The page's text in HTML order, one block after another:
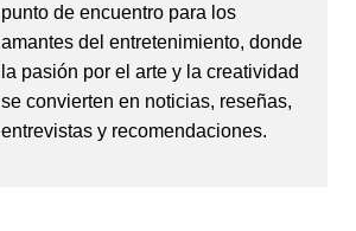
punto de encuentro para los
amantes del entretenimiento, donde
la pasión por el arte y la creatividad
se convierten en noticias, reseñas,
entrevistas y recomendaciones.